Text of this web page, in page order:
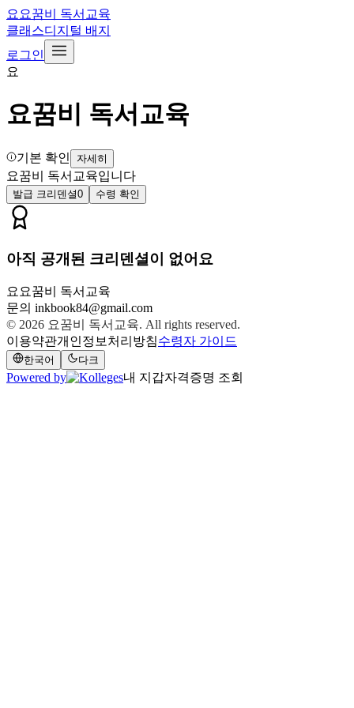
요 요꿈비 독서교육
클래스디지털 배지
로그인
요
요꿈비 독서교육
기본 확인 자세히
요꿈비 독서교육입니다
발급 크리덴셜0 수령 확인
아직 공개된 크리덴셜이 없어요
요 요꿈비 독서교육
문의 inkbook84@gmail.com
© 2026 요꿈비 독서교육. All rights reserved.
이용약관개인정보처리방침수령자 가이드
한국어 다크
Powered by 내 지갑자격증명 조회